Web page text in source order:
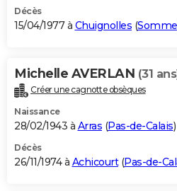
Décès
15/04/1977 à Chuignolles (Somme
Michelle AVERLAN (31
Créer une cagnotte obsèques
Naissance
28/02/1943 à Arras (Pas-de-Calais)
Décès
26/11/1974 à Achicourt(Pas-de-